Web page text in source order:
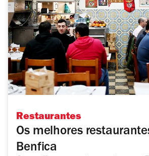
Restaurantes
Os melhores
Benfica